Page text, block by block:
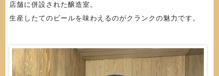
店舗に併設された醸造室。
生産したてのビールを味わえるのがクランクの魅力です。